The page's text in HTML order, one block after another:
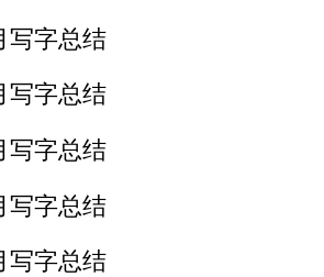
写字总结
写字总结
写字总结
写字总结
写字总结